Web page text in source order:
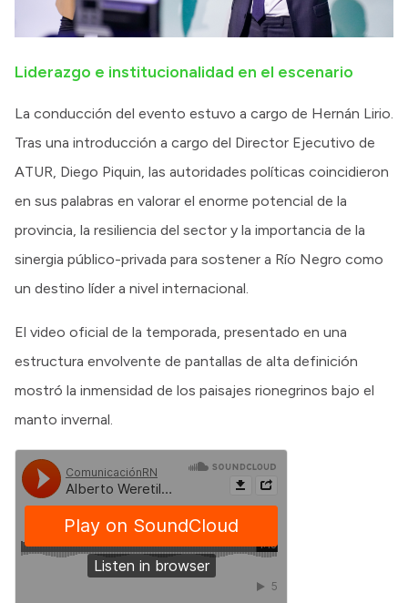
Liderazgo e institucionalidad en el escenario
La conducción del evento estuvo a cargo de Hernán Lirio.
Tras una introducción a cargo del Director Ejecutivo de
ATUR, Diego Piquin, las autoridades políticas coincidieron
en sus palabras en valorar el enorme potencial de la
provincia, la resiliencia del sector y la importancia de la
sinergia público-privada para sostener a Río Negro como
un destino líder a nivel internacional.
El video oficial de la temporada, presentado en una
estructura envolvente de pantallas de alta definición
mostró la inmensidad de los paisajes rionegrinos bajo el
manto invernal.